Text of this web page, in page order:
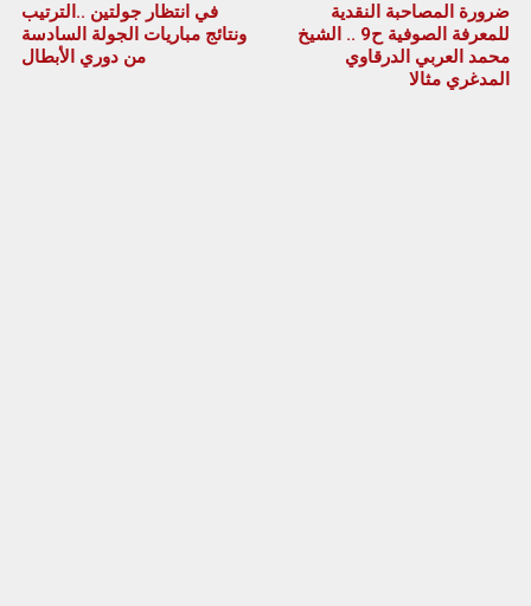
ضرورة المصاحبة النقدية
للمعرفة الصوفية ح9 .. الشيخ
محمد العربي الدرقاوي
المدغري مثالا
في انتظار جولتين ..الترتيب
ونتائج مباريات الجولة السادسة
من دوري الأبطال